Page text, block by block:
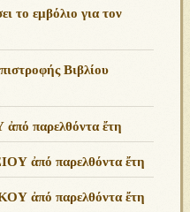
το εμβόλιο για τον
Βιβλίου
ἀπό παρελθόντα ἔτη
ἀπό παρελθόντα ἔτη
ἀπό παρελθόντα ἔτη